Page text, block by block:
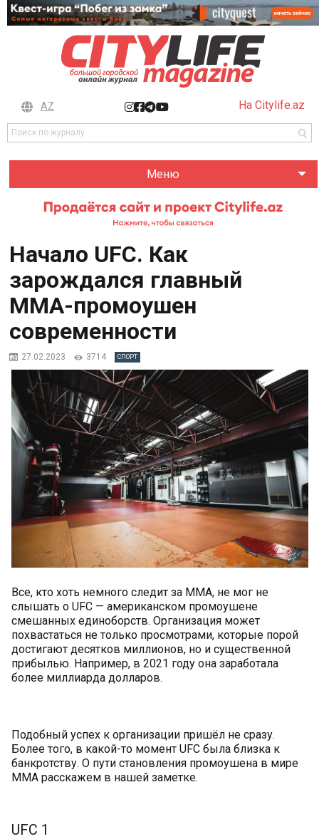
AZ На Citylife.az
Меню
Начало UFC. Как
зарождался главный
ММА-промоушен
современности
27.02.2023 3714 СПОРТ
Все, кто хоть немного следит за ММА, не мог не
слышать о UFC — американском промоушене
смешанных единоборств. Организация может
похвастаться не только просмотрами, которые порой
достигают десятков миллионов, но и существенной
прибылью. Например, в 2021 году она заработала
более миллиарда долларов.
Подобный успех к организации пришёл не сразу.
Более того, в какой-то момент UFC была близка к
банкротству. О пути становления промоушена в мире
ММА расскажем в нашей заметке.
UFC 1